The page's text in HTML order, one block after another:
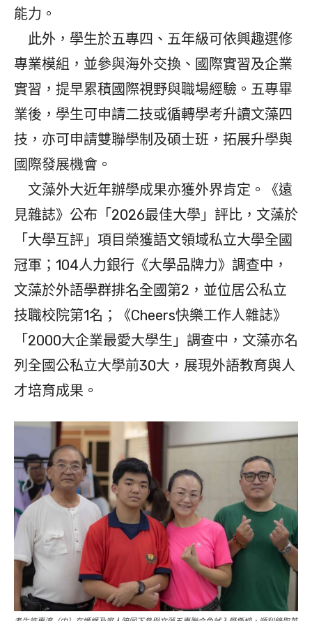
能力。
此外，學生於五專四、五年級可依興趣選修
專業模組，並參與海外交換、國際實習及企業
實習，提早累積國際視野與職場經驗。五專畢
業後，學生可申請二技或循轉學考升讀文藻四
技，亦可申請雙聯學制及碩士班，拓展升學與
國際發展機會。
文藻外大近年辦學成果亦獲外界肯定。《遠
見雜誌》公布「2026最佳大學」評比，文藻於
「大學互評」項目榮獲語文領域私立大學全國
冠軍；104人力銀行《大學品牌力》調查中，
文藻於外語學群排名全國第2，並位居公私立
技職校院第1名；《Cheers快樂工作人雜誌》
「2000大企業最愛大學生」調查中，文藻亦名
列全國公私立大學前30大，展現外語教育與人
才培育成果。